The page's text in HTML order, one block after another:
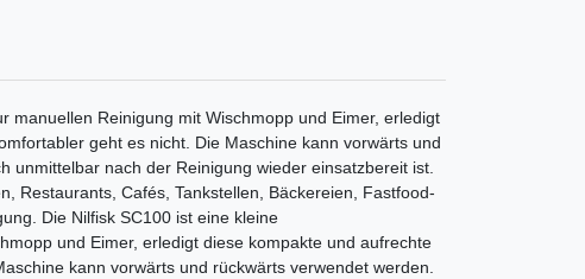
manuellen Reinigung mit Wischmopp und Eimer, erledigt
geht es nicht. Die Maschine kann vorwärts und
unmittelbar nach der Reinigung wieder einsatzbereit ist.
Restaurants, Cafés, Tankstellen, Bäckereien, Fastfood-
Die Nilfisk SC100 ist eine kleine
und Eimer, erledigt diese kompakte und aufrechte
kann vorwärts und rückwärts verwendet werden.